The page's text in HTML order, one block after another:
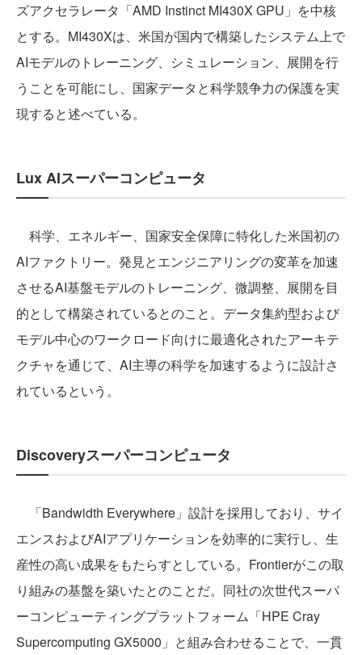
ズアクセラレータ「AMD Instinct MI430X GPU」を中核
とする。MI430Xは、米国が国内で構築したシステム上で
AIモデルのトレーニング、シミュレーション、展開を行
うことを可能にし、国家データと科学競争力の保護を実
現すると述べている。
Lux AIスーパーコンピュータ
科学、エネルギー、国家安全保障に特化した米国初の
AIファクトリー。発見とエンジニアリングの変革を加速
させるAI基盤モデルのトレーニング、微調整、展開を目
的として構築されているとのこと。データ集約型および
モデル中心のワークロード向けに最適化されたアーキテ
クチャを通じて、AI主導の科学を加速するように設計さ
れているという。
Discoveryスーパーコンピュータ
「Bandwidth Everywhere」設計を採用しており、サイ
エンスおよびAIアプリケーションを効率的に実行し、生
産性の高い成果をもたらすとしている。Frontierがこの取
り組みの基盤を築いたとのことだ。同社の次世代スーパ
ーコンピューティングプラットフォーム「HPE Cray
Supercomputing GX5000」と組み合わせることで、一貫